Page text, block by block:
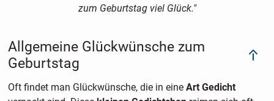
zum Geburtstag viel Glück."
Allgemeine Glückwünsche zum
Geburtstag
Oft findet man Glückwünsche, die in eine Art Gedicht